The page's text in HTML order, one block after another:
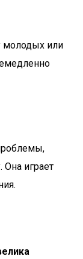
молодых или
Она играет